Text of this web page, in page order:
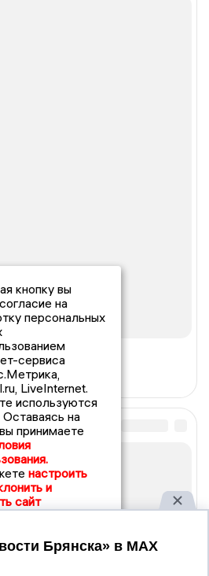
кнопку вы
на
персональных
сервиса
LiveInternet.
используются
на
принимаете
настроить
и
сайт